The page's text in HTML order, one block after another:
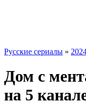
Русские сериалы »
Дом с
на 5